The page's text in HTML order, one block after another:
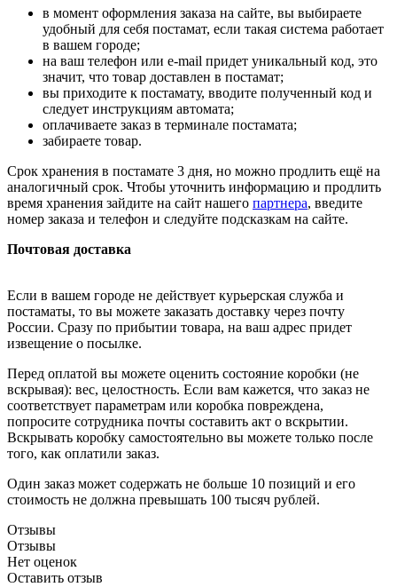
в момент оформления заказа на сайте, вы выбираете
удобный для себя постамат, если такая система работает
в вашем городе;
на ваш телефон или e-mail придет уникальный код, это
значит, что товар доставлен в постамат;
вы приходите к постамату, вводите полученный код и
следует инструкциям автомата;
оплачиваете заказ в терминале постамата;
забираете товар.
Срок хранения в постамате 3 дня, но можно продлить ещё на
аналогичный срок. Чтобы уточнить информацию и продлить
время хранения зайдите на сайт нашего партнера, введите
номер заказа и телефон и следуйте подсказкам на сайте.
Почтовая доставка
Если в вашем городе не действует курьерская служба и
постаматы, то вы можете заказать доставку через почту
России. Сразу по прибытии товара, на ваш адрес придет
извещение о посылке.
Перед оплатой вы можете оценить состояние коробки (не
вскрывая): вес, целостность. Если вам кажется, что заказ не
соответствует параметрам или коробка повреждена,
попросите сотрудника почты составить акт о вскрытии.
Вскрывать коробку самостоятельно вы можете только после
того, как оплатили заказ.
Один заказ может содержать не больше 10 позиций и его
стоимость не должна превышать 100 тысяч рублей.
Отзывы
Отзывы
Нет оценок
Оставить отзыв